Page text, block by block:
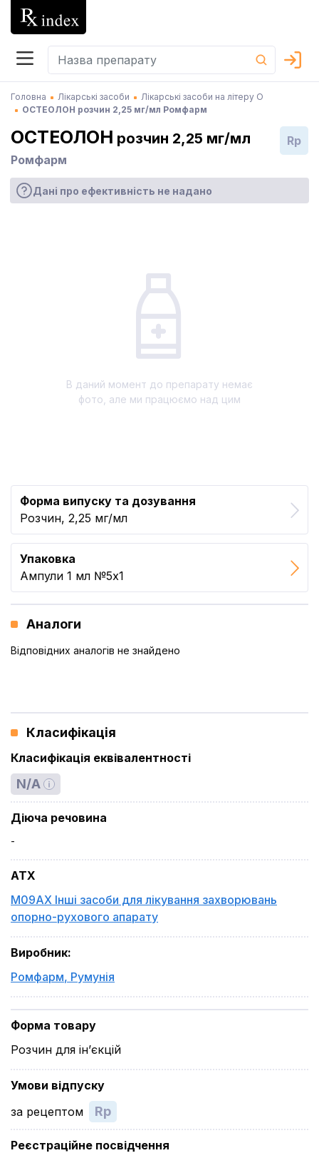
Головна Лікарські засоби
Лікарські засоби на літеру О
ОСТЕОЛОН розчин 2,25 мг/мл Ромфарм
ОСТЕОЛОН розчин 2,25 мг/мл
Ромфарм
Rp
Дані про ефективність не надано
В даний момент до препарату немає
фото, але ми працюємо над цим
Форма випуску та дозування
Розчин, 2,25 мг/мл
Упаковка
Ампули 1 мл №5x1
Аналоги
Відповідних аналогів не знайдено
Класифікація
Класифікація еквівалентності
N/A
Діюча речовина
-
ATX
M09AX Інші засоби для лікування захворювань
опорно-рухового апарату
Виробник:
Ромфарм, Румунія
Форма товару
Розчин для ін’єкцій
Умови відпуску
за рецептом
Rp
Реєстраційне посвідчення